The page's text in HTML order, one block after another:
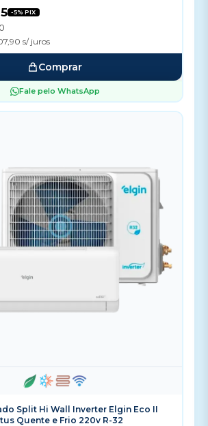
-5% PIX
s/ juros
Comprar
Fale pelo WhatsApp
Split Hi Wall Inverter Elgin Eco II
Quente e Frio 220v R-32